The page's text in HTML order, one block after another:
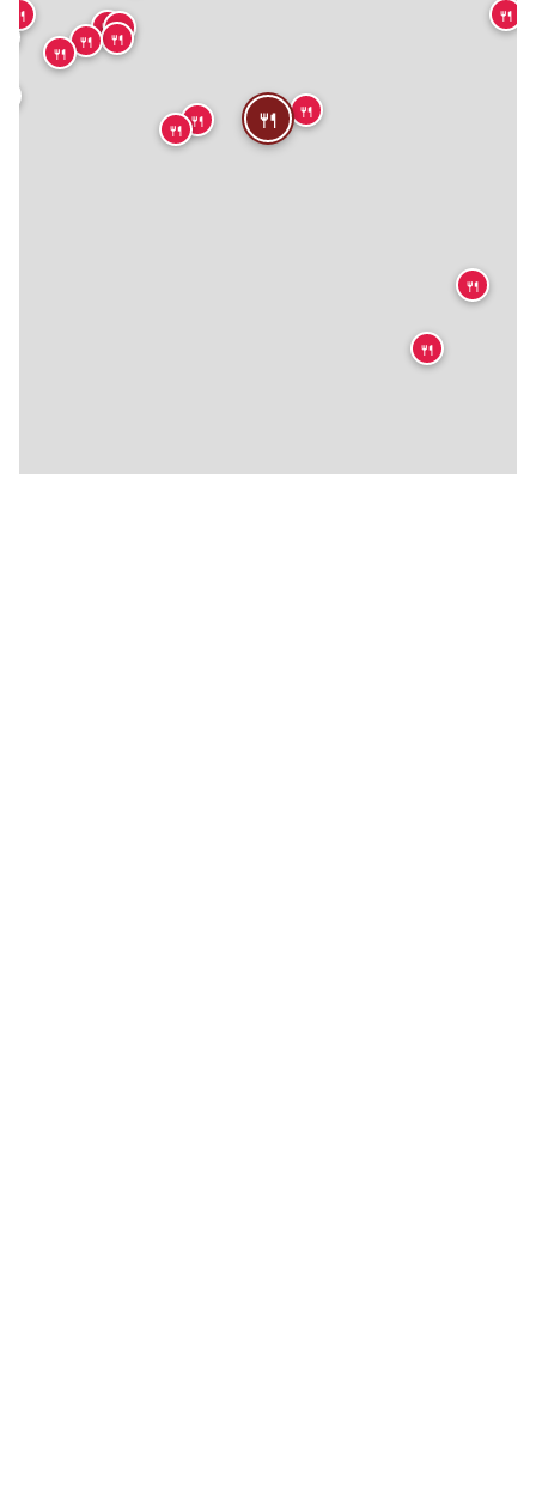
🍴
🍴
🍴
🍴
🍴
🍴
🍴
🍴
🍴
🍴
🍴
🍴
🍴